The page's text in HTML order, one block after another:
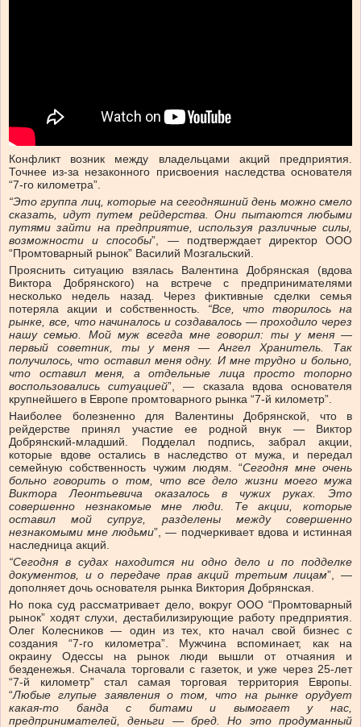
Конфликт возник между владельцами акций предприятия.
Точнее из-за незаконного присвоения наследства основателя
“7-го километра”.
“Это группа лиц, которые на сегодняшний день можно смело
сказать, идут путем рейдерства. Они пытаются любыми
путями зайти на предприятие, используя различные силы,
возможности и способы”, — подтверждает директор ООО
“Промтоварный рынок” Василий Мозгальский.
Прояснить ситуацию взялась Валентина Добрянская (вдова
Виктора Добрянского) на встрече с предпринимателями
несколько недель назад. Через фиктивные сделки семья
потеряла акции и собственность. “Все, что творилось на
рынке, все, что начиналось и создавалось — проходило через
нашу семью. Мой муж всегда мне говорил: ты у меня —
первый советник, ты у меня — Ангел Хранитель. Так
получилось, что оставил меня одну. И мне трудно и больно,
что оставил меня, а отдельные лица просто топорно
воспользовались ситуацией”, — сказала вдова основателя
крупнейшего в Европе промтоварного рынка “7-й километр”.
Наиболее болезненно для Валентины Добрянской, что в
рейдерстве принял участие ее родной внук — Виктор
Добрянский-младший. Подделал подпись, забрал акции,
которые вдове остались в наследство от мужа, и передал
семейную собственность чужим людям. “Сегодня мне очень
больно говорить о том, что все дело жизни моего мужа
Виктора Леонтьевича оказалось в чужих руках. Это
совершенно незнакомые мне люди. Те акции, которые
оставил мой супруг, разделены между совершенно
незнакомыми мне людьми”, — подчеркивает вдова и истинная
наследница акций.
“Сегодня в судах находится ни одно дело и по подделке
документов, и о передаче прав акций третьим лицам”, —
дополняет дочь основателя рынка Виктория Добрянская.
Но пока суд рассматривает дело, вокруг ООО “Промтоварный
рынок” ходят слухи, дестабилизирующие работу предприятия.
Олег Колесников — один из тех, кто начал свой бизнес с
создания “7-го километра”. Мужчина вспоминает, как на
окраину Одессы на рынок люди вышли от отчаяния и
безденежья. Сначала торговали с газеток, и уже через 25-лет
“7-й километр” стал самая торговая территория Европы.
“Любые глупые заявления о том, что на рынке орудует
какая-то банда с битами и вымогает у нас,
предпринимателей, деньги — бред. Но это продуманный